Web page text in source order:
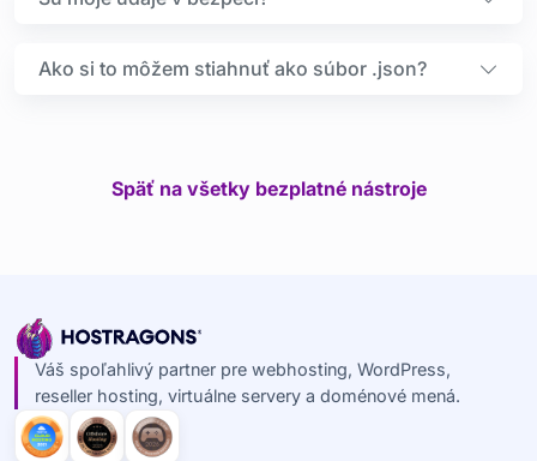
Ako si to môžem stiahnuť ako súbor .json?
Späť na všetky bezplatné nástroje
Váš spoľahlivý partner pre webhosting, WordPress,
reseller hosting, virtuálne servery a doménové mená.